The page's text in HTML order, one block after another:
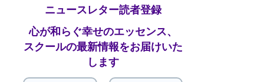
ニュースレター読者登録
心が和らぐ幸せのエッセンス、
スクールの最新情報をお届けいた
します